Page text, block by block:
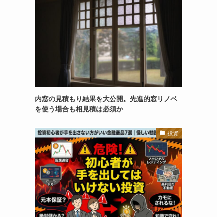
内窓の見積もり結果を大公開。先進的窓リノベ
を使う場合も相見積は必須か
投資